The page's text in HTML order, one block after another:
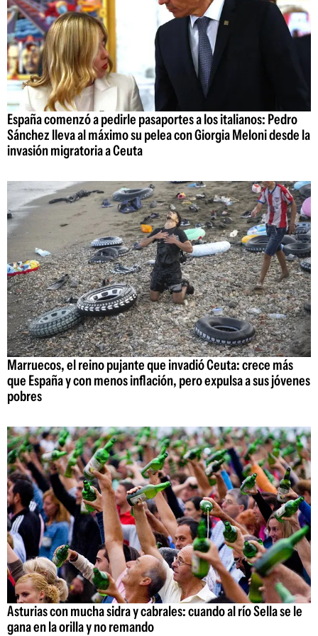
España comenzó a pedirle pasaportes a los italianos: Pedro
Sánchez lleva al máximo su pelea con Giorgia Meloni desde la
invasión migratoria a Ceuta
Marruecos, el reino pujante que invadió Ceuta: crece más
que España y con menos inflación, pero expulsa a sus jóvenes
pobres
Asturias con mucha sidra y cabrales: cuando al río Sella se le
gana en la orilla y no remando